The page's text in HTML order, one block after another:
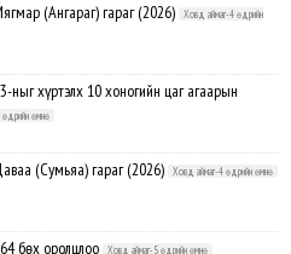
(Ангараг) гараг (2026)
Ховд аймаг-4 өдрийн
хүртэлх 10 хоногийн цаг агаарын
өмнө
(Сумьяа) гараг (2026) Ховд аймаг-4 өдрийн өмнө
бөх оролцлоо Ховд аймаг-5 өдрийн өмнө